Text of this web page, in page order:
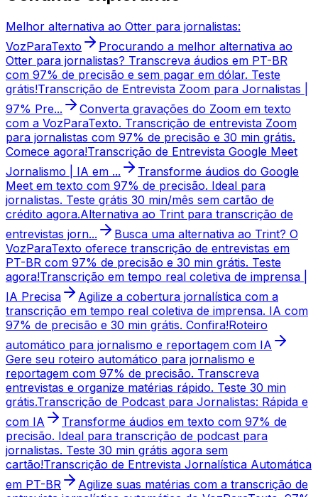
Melhor alternativa ao Otter para jornalistas:
VozParaTexto
Procurando a melhor alternativa ao
Otter para jornalistas? Transcreva áudios em PT-BR
com 97% de precisão e sem pagar em dólar. Teste
grátis!Transcrição de Entrevista Zoom para Jornalistas |
97% Pre...
Converta gravações do Zoom em texto
com a VozParaTexto. Transcrição de entrevista Zoom
para jornalistas com 97% de precisão e 30 min grátis.
Comece agora!Transcrição de Entrevista Google Meet
Jornalismo | IA em ...
Transforme áudios do Google
Meet em texto com 97% de precisão. Ideal para
jornalistas. Teste grátis 30 min/mês sem cartão de
crédito agora.Alternativa ao Trint para transcrição de
entrevistas jorn...
Busca uma alternativa ao Trint? O
VozParaTexto oferece transcrição de entrevistas em
PT-BR com 97% de precisão e 30 min grátis. Teste
agora!Transcrição em tempo real coletiva de imprensa |
IA Precisa
Agilize a cobertura jornalística com a
transcrição em tempo real coletiva de imprensa. IA com
97% de precisão e 30 min grátis. Confira!Roteiro
automático para jornalismo e reportagem com IA
Gere seu roteiro automático para jornalismo e
reportagem com 97% de precisão. Transcreva
entrevistas e organize matérias rápido. Teste 30 min
grátis.Transcrição de Podcast para Jornalistas: Rápida e
com IA
Transforme áudios em texto com 97% de
precisão. Ideal para transcrição de podcast para
jornalistas. Teste 30 min grátis agora sem
cartão!Transcrição de Entrevista Jornalística Automática
em PT-BR
Agilize suas matérias com a transcrição de